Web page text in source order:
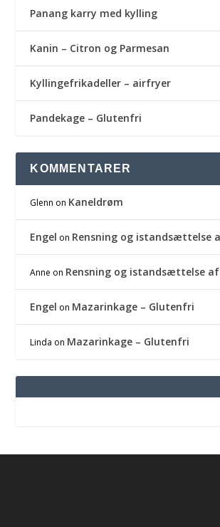
Panang karry med kylling
Kanin – Citron og Parmesan
Kyllingefrikadeller – airfryer
Pandekage – Glutenfri
KOMMENTARER
Glenn on Kaneldrøm
Engel on Rensning og istandsættelse
Anne on Rensning og istandsættelse
Engel on Mazarinkage – Glutenfri
Linda on Mazarinkage – Glutenfri